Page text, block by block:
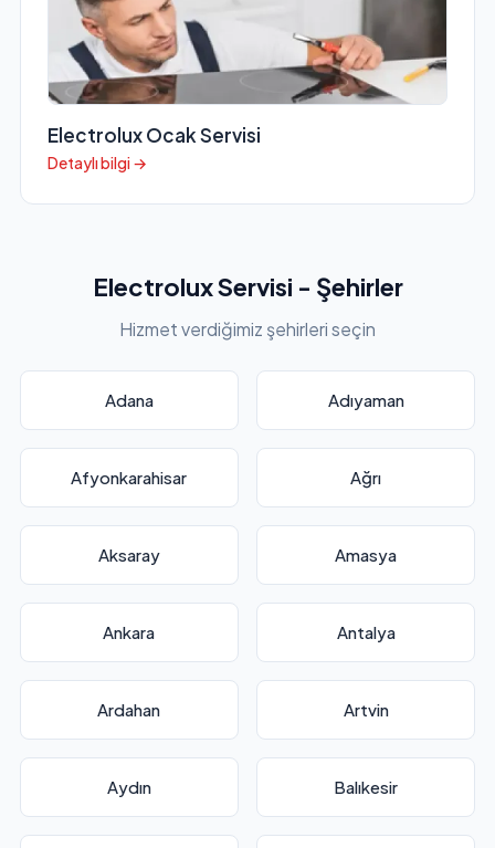
Electrolux Ocak Servisi
Detaylı bilgi →
Electrolux Servisi - Şehirler
Hizmet verdiğimiz şehirleri seçin
Adana Adıyaman
Afyonkarahisar Ağrı
Aksaray Amasya
Ankara Antalya
Ardahan Artvin
Aydın Balıkesir